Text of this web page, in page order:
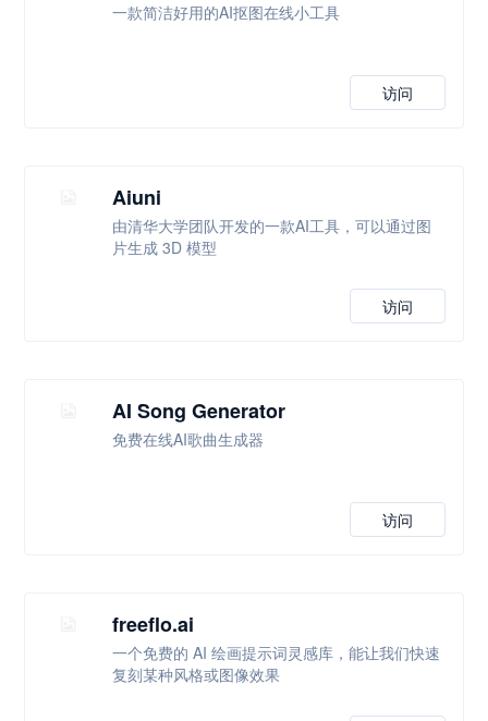
一款简洁好用的AI抠图在线小工具
访问
Aiuni
由清华大学团队开发的一款AI工具，可以通过图
片生成 3D 模型
访问
AI Song Generator
免费在线AI歌曲生成器
访问
freeflo.ai
一个免费的 AI 绘画提示词灵感库，能让我们快速
复刻某种风格或图像效果